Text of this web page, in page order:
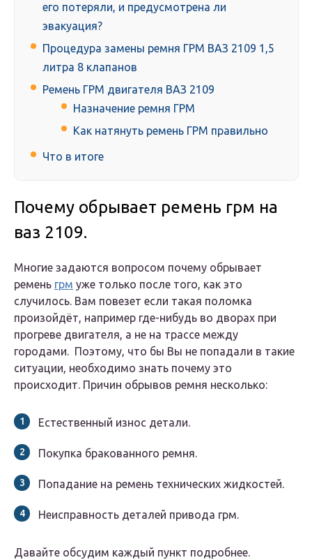
его потеряли, и предусмотрена ли
эвакуация?
Процедура замены ремня ГРМ ВАЗ 2109 1,5
литра 8 клапанов
Ремень ГРМ двигателя ВАЗ 2109
Назначение ремня ГРМ
Как натянуть ремень ГРМ правильно
Что в итоге
Почему обрывает ремень грм на
ваз 2109.
Многие задаются вопросом почему обрывает
ремень грм уже только после того, как это
случилось. Вам повезет если такая поломка
произойдёт, например где-нибудь во дворах при
прогреве двигателя, а не на трассе между
городами. Поэтому, что бы Вы не попадали в такие
ситуации, необходимо знать почему это
происходит. Причин обрывов ремня несколько:
Естественный износ детали.
Покупка бракованного ремня.
Попадание на ремень технических жидкостей.
Неисправность деталей привода грм.
Давайте обсудим каждый пункт подробнее.